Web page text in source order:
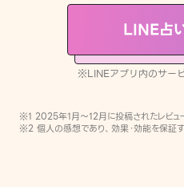
LINE占
※LINEアプリ内のサー
※1 2025年1月〜12月に投稿されたレビュ
※2 個人の感想であり、効果・効能を保証